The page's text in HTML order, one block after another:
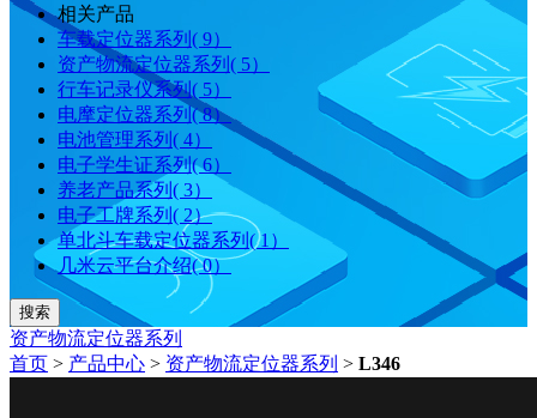
相关产品
车载定位器系列( 9）
资产物流定位器系列( 5）
行车记录仪系列( 5）
电摩定位器系列( 8）
电池管理系列( 4）
电子学生证系列( 6）
养老产品系列( 3）
电子工牌系列( 2）
单北斗车载定位器系列( 1）
几米云平台介绍( 0）
搜索
资产物流定位器系列
首页 > 产品中心 > 资产物流定位器系列 > L346